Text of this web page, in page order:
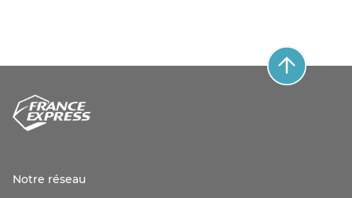
Notre réseau